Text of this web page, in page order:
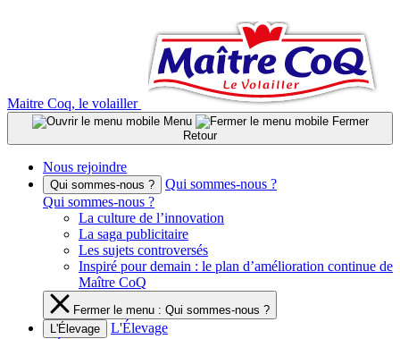
Maitre Coq, le volailler
Menu
Fermer
Retour
Nous rejoindre
Qui sommes-nous ?
Qui sommes-nous ?
Qui sommes-nous ?
La culture de l’innovation
La saga publicitaire
Les sujets controversés
Inspiré pour demain : le plan d’amélioration continue de
Maître CoQ
Fermer le menu : Qui sommes-nous ?
L'Élevage
L'Élevage